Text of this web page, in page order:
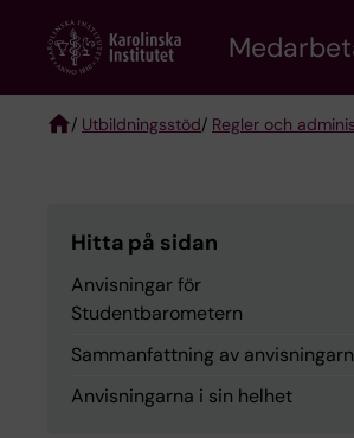
content
/ Utbildningsstöd/ Regler och
Hitta på sidan
Anvisningar för
Studentbarometern
Sammanfattning av
Anvisningarna i sin helhet